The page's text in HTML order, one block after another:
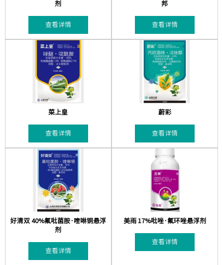
剂
查看详情
邦
查看详情
菜上皇
查看详情
蔚彩
查看详情
好清双 40%氟吡菌胺·喹啉铜悬浮
剂
查看详情
美雨 17%吡唑·氟环唑悬浮剂
查看详情